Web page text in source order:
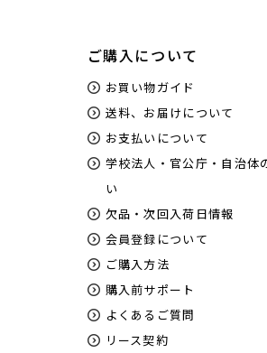
ご購入について
お買い物ガイド
送料、お届けについて
お支払いについて
学校法人・官公庁・自治体
い
欠品・次回入荷日情報
会員登録について
ご購入方法
購入前サポート
よくあるご質問
リース契約